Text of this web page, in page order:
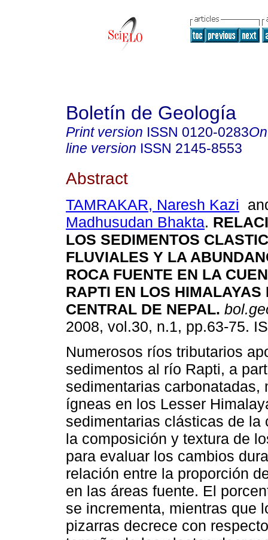
Boletín de Geología
Print version ISSN 0120-0283
line version ISSN 2145-8553
Abstract
TAMRAKAR, Naresh Kazi
Madhusudan Bhakta.
LOS SEDIMENTOS
FLUVIALES Y LA
ROCA FUENTE EN LA
RAPTI EN LOS HIMALAYAS
CENTRAL DE NEPAL.
2008, vol.30, n.1, pp.63-75.
Numerosos ríos tributarios
sedimentos al río Rapti, a
sedimentarias carbonatadas,
ígneas en los Lesser
sedimentarias clásticas de
la composición y textura de
para evaluar los cambios
relación entre la proporción
en las áreas fuente. El
se incrementa, mientras que
pizarras decrece con